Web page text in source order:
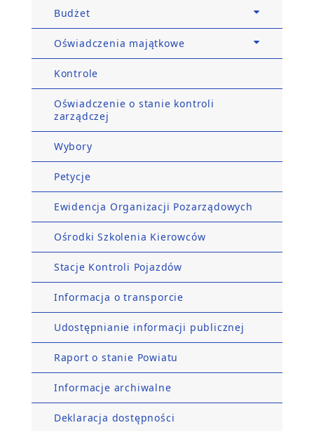
Budżet
Oświadczenia majątkowe
Kontrole
Oświadczenie o stanie kontroli
zarządczej
Wybory
Petycje
Ewidencja Organizacji Pozarządowych
Ośrodki Szkolenia Kierowców
Stacje Kontroli Pojazdów
Informacja o transporcie
Udostępnianie informacji publicznej
Raport o stanie Powiatu
Informacje archiwalne
Deklaracja dostępności